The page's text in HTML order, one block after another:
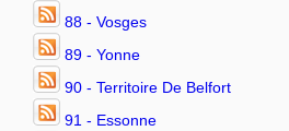
88 - Vosges
89 - Yonne
90 - Territoire De Belfort
91 - Essonne